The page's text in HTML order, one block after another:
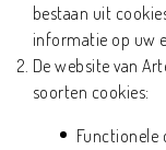
bestaan uit
informatie op uw
De website van
soorten cookies:
Functionele